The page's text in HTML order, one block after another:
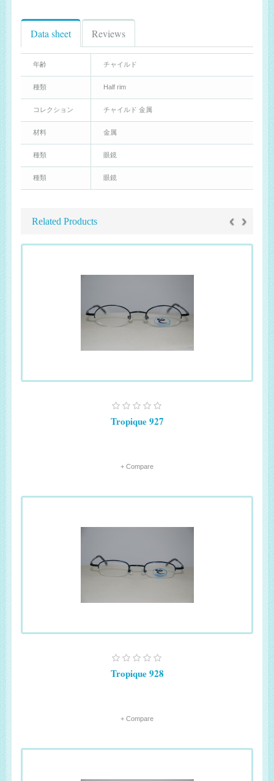
Data sheet Reviews
年齢 チャイルド
種類 Half rim
コレクション チャイルド 金属
材料 金属
種類 眼鏡
種類 眼鏡
Related Products ‹ ›
Tropique 927
+ Compare
Tropique 928
+ Compare